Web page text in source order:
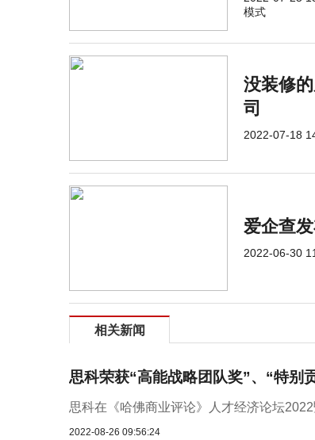
模式
没装修
司
2022-07-18
爱企查
2022-06-30
相关新闻
思科荣获“高能战略团队奖”、“特别
思科在《哈佛商业评论》人才经济论坛
2022-08-26 09:56:24